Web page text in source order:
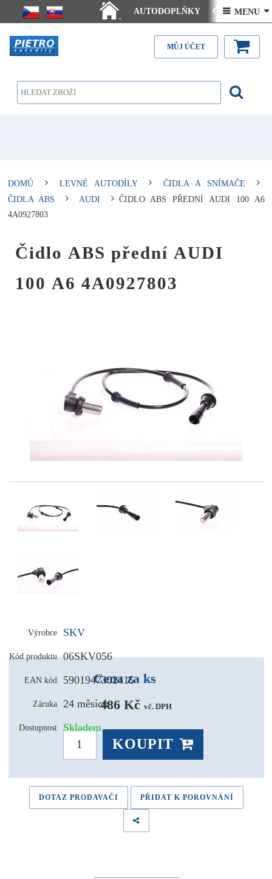
.
AUTODOPLŇKY Ceny doručení
Články - návody Kontakt
 MENU 
MŮJ ÚČET
DOMŮ LEVNÉ AUTODÍLY
ČIDLA A SNÍMAČE
ČIDLA ABS
AUDI
ČIDLO ABS PŘEDNÍ AUDI 100 A6
4A0927803
Čidlo ABS přední AUDI
100 A6 4A0927803
Výrobce SKV
Kód produktu 06SKV056
EAN kód 5901947302415
Záruka 24 měsíců
Dostupnost Skladem
Cena za ks
486 Kč vč. DPH
KOUPIT
DOTAZ PRODAVAČI PŘIDAT K POROVNÁNÍ